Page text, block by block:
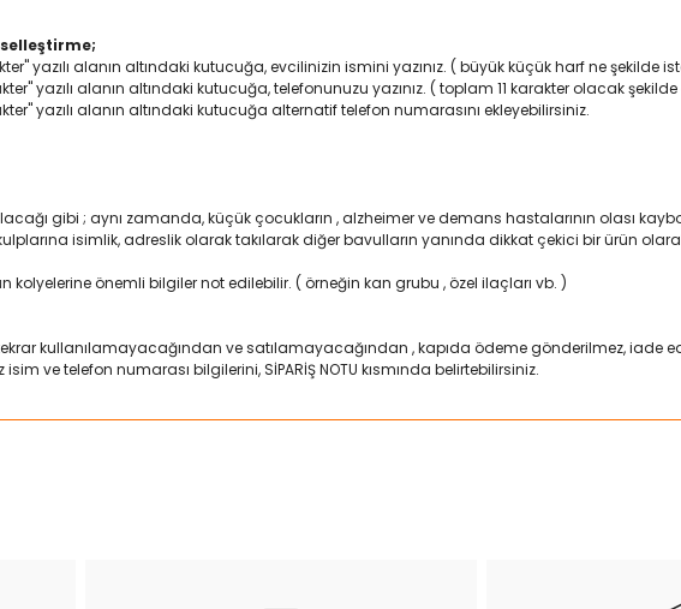
yazılı alanın altındaki kutucuğa, evcilinizin ismini yazınız. ( büyük küçük harf ne şekilde
yazılı alanın altındaki kutucuğa, telefonunuzu yazınız. ( toplam 11 karakter olacak
yazılı alanın altındaki kutucuğa alternatif telefon numarasını ekleyebilirsiniz.
gibi ; aynı zamanda, küçük çocukların , alzheimer ve demans hastalarının olası
isimlik, adreslik olarak takılarak diğer bavulların yanında dikkat çekici bir ürün
kolyelerine önemli bilgiler not edilebilir. ( örneğin kan grubu , özel ilaçları vb. )
kullanılamayacağından ve satılamayacağından , kapıda ödeme gönderilmez, iade
ve telefon numarası bilgilerini, SİPARİŞ NOTU kısmında belirtebilirsiniz.